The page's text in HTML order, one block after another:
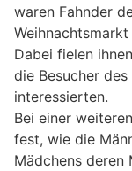
waren Fahnder
Dabei fielen
die Besucher
interessierten.
Bei einer
fest, wie die
Mädchens deren